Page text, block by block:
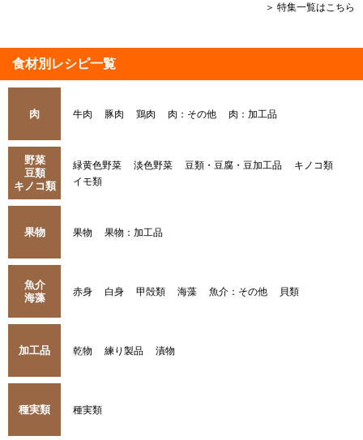
＞ 特集一覧はこちら
食材別レシピ一覧
肉 牛肉 豚肉 鶏肉 肉：その他 肉：加工品
野菜
豆類
キノコ類
緑黄色野菜 淡色野菜 豆類・豆腐・豆加工品
キノコ類
イモ類
果物 果物 果物：加工品
魚介
海藻
赤身 白身 甲殻類 海藻 魚介：その他 貝類
加工品 乾物 練り製品 漬物
種実類 種実類